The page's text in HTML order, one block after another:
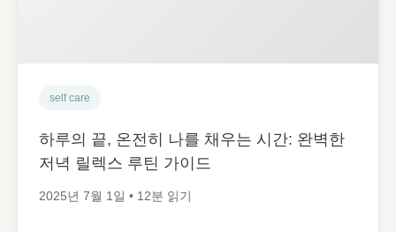
self care
하루의 끝, 온전히 나를 채우는 시간: 완벽한
저녁 릴렉스 루틴 가이드
2025년 7월 1일 • 12분 읽기